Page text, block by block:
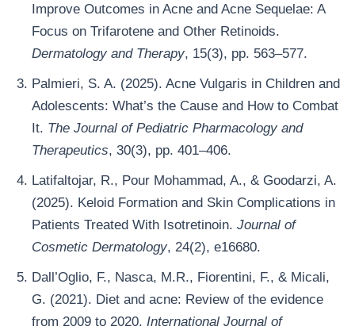
Improve Outcomes in Acne and Acne Sequelae: A
Focus on Trifarotene and Other Retinoids.
Dermatology and Therapy, 15(3), pp. 563–577.
Palmieri, S. A. (2025). Acne Vulgaris in Children and
Adolescents: What’s the Cause and How to Combat
It. The Journal of Pediatric Pharmacology and
Therapeutics, 30(3), pp. 401–406.
Latifaltojar, R., Pour Mohammad, A., & Goodarzi, A.
(2025). Keloid Formation and Skin Complications in
Patients Treated With Isotretinoin. Journal of
Cosmetic Dermatology, 24(2), e16680.
Dall’Oglio, F., Nasca, M.R., Fiorentini, F., & Micali,
G. (2021). Diet and acne: Review of the evidence
from 2009 to 2020. International Journal of